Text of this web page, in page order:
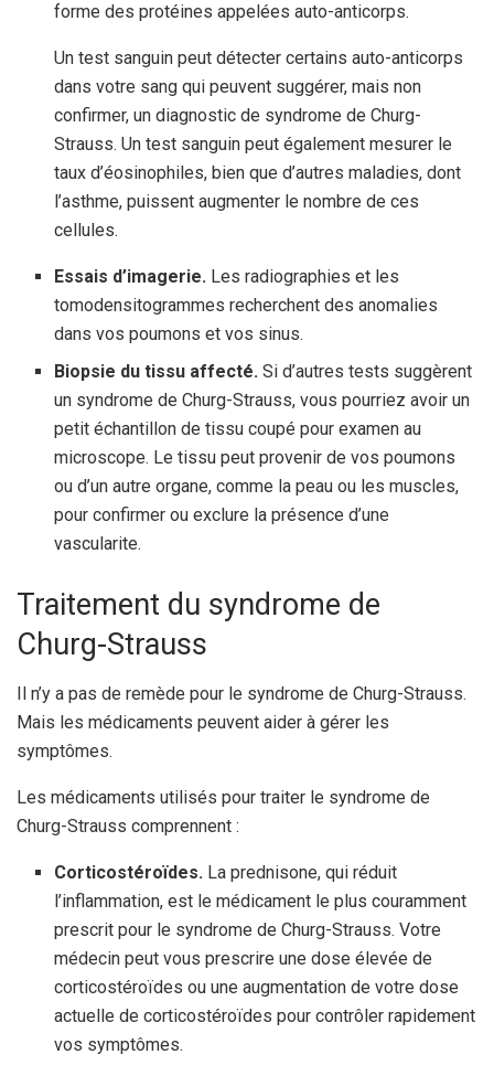
forme des protéines appelées auto-anticorps.
Un test sanguin peut détecter certains auto-anticorps
dans votre sang qui peuvent suggérer, mais non
confirmer, un diagnostic de syndrome de Churg-
Strauss. Un test sanguin peut également mesurer le
taux d’éosinophiles, bien que d’autres maladies, dont
l’asthme, puissent augmenter le nombre de ces
cellules.
Essais d’imagerie. Les radiographies et les
tomodensitogrammes recherchent des anomalies
dans vos poumons et vos sinus.
Biopsie du tissu affecté. Si d’autres tests suggèrent
un syndrome de Churg-Strauss, vous pourriez avoir un
petit échantillon de tissu coupé pour examen au
microscope. Le tissu peut provenir de vos poumons
ou d’un autre organe, comme la peau ou les muscles,
pour confirmer ou exclure la présence d’une
vascularite.
Traitement du syndrome de
Churg-Strauss
Il n’y a pas de remède pour le syndrome de Churg-Strauss.
Mais les médicaments peuvent aider à gérer les
symptômes.
Les médicaments utilisés pour traiter le syndrome de
Churg-Strauss comprennent :
Corticostéroïdes. La prednisone, qui réduit
l’inflammation, est le médicament le plus couramment
prescrit pour le syndrome de Churg-Strauss. Votre
médecin peut vous prescrire une dose élevée de
corticostéroïdes ou une augmentation de votre dose
actuelle de corticostéroïdes pour contrôler rapidement
vos symptômes.